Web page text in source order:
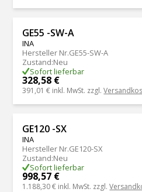
GE55 -SW-A
INA
Hersteller Nr.GE55-SW-A
Zustand:Neu
Sofort lieferbar
328,58 €
391,01 € inkl. MwSt. zzgl.
GE120 -SX
INA
Hersteller Nr.GE120-SX
Zustand:Neu
Sofort lieferbar
998,57 €
1.188,30 € inkl. MwSt. zzgl.